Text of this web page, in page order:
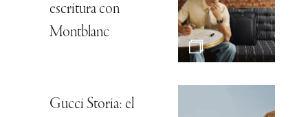
escritura con
Montblanc
Gucci Storia: el